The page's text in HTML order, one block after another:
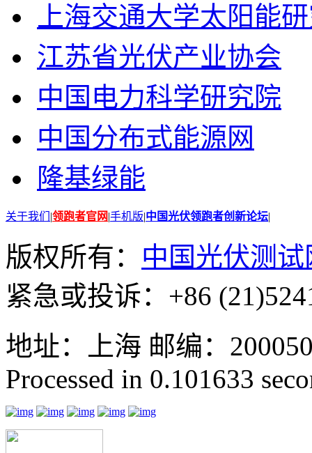
上海交通大学太阳能
江苏省光伏产业协会
中国电力科学研究院
中国分布式能源网
隆基绿能
关于我们 |领跑者官网|手机版|中国光伏领跑者创新论坛|
版权所有： 中国光伏测试
紧急或投诉：+86
地址：上海 邮编：
Processed in 0.101633